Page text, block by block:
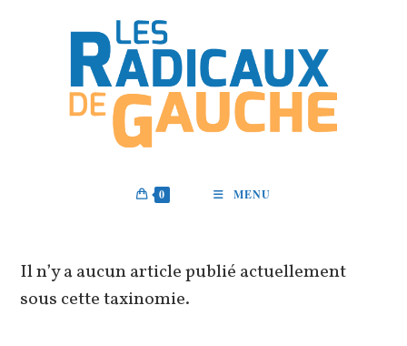
0 MENU
Il n’y a aucun article publié actuellement
sous cette taxinomie.